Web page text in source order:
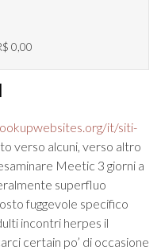
0,00
it/siti-
verso alcuni, verso altro
Meetic 3 giorni a
superfluo
fuggevole specifico
incontri herpes il
certain po’ di occasione